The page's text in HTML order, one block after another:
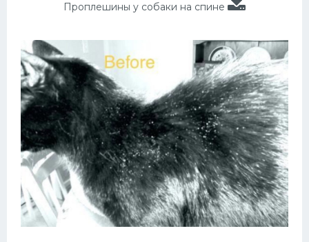
Проплешины у собаки на спине